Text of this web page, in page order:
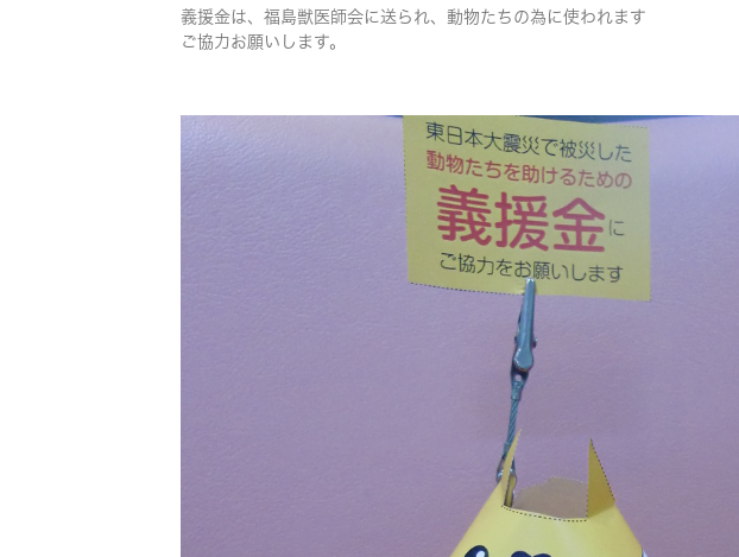
義援金は、福島獣医師会に送られ、動物たちの為に使われます
ご協力お願いします。